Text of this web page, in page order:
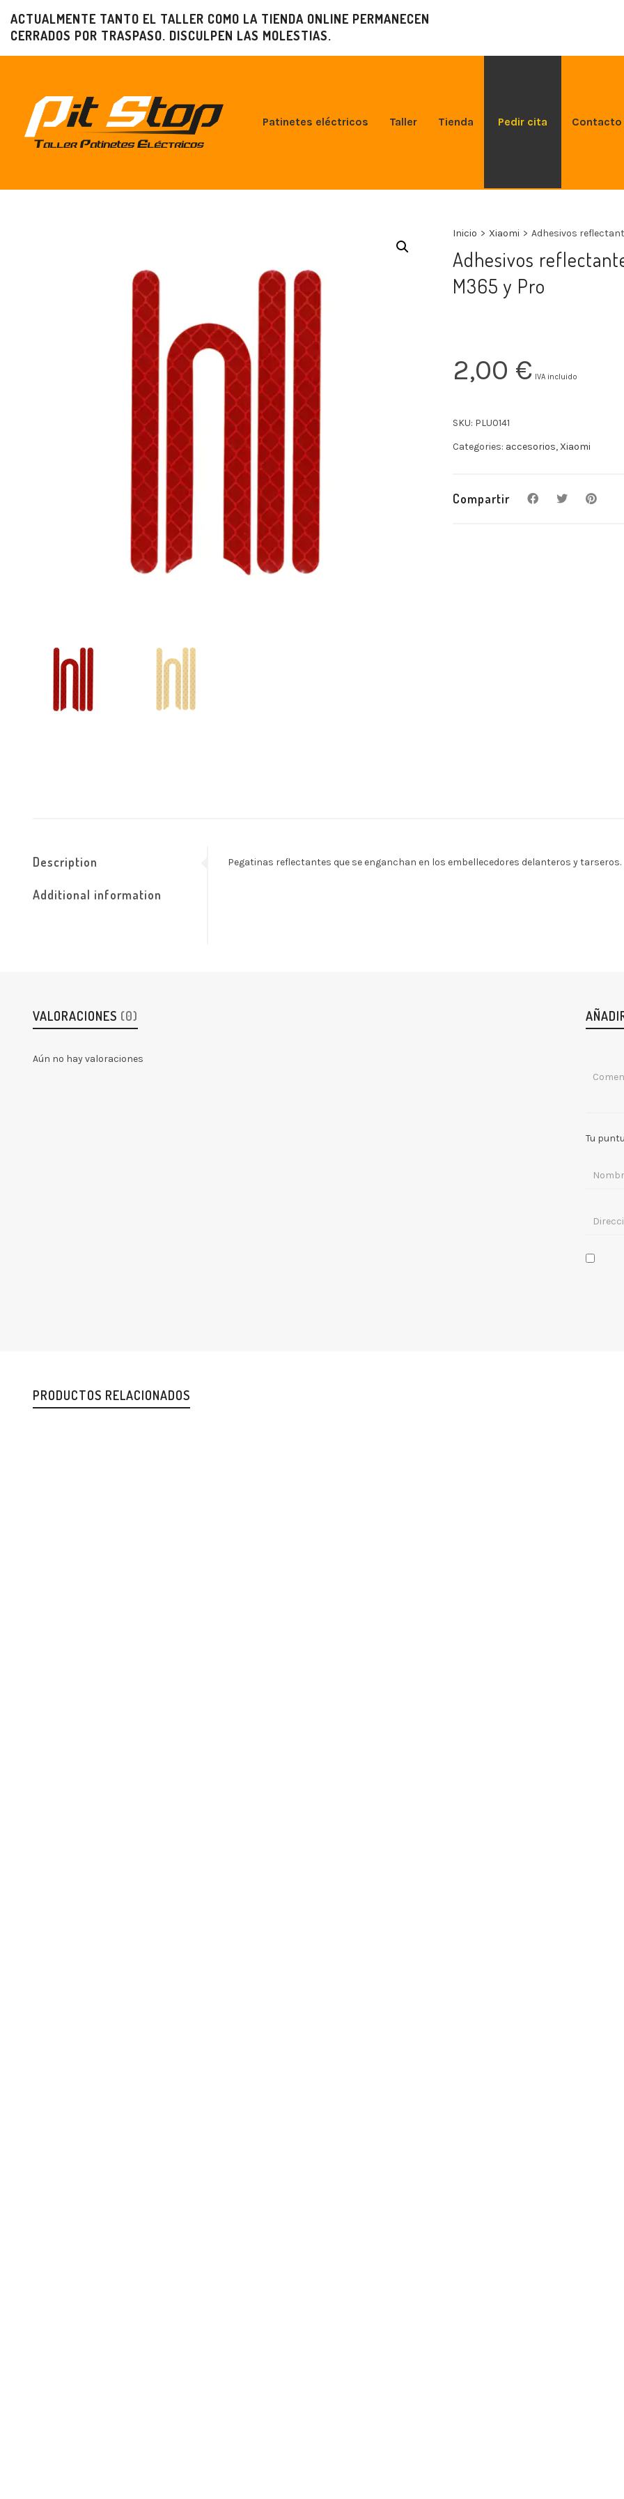
ACTUALMENTE TANTO EL TALLER COMO LA TIENDA ONLINE PERMANECEN
CERRADOS POR TRASPASO. DISCULPEN LAS MOLESTIAS.
Patinetes eléctricos Taller Tienda Pedir cita Contacto
Inicio > Xiaomi > Adhesivos
Adhesivos
M365 y Pro
2,00 € IVA incluido
SKU: PLU0141
Categories: accesorios, Xiaomi
Compartir
Description
Additional information
Pegatinas reflectantes que se enganchan en los embellecedores delanteros y
VALORACIONES (0)
Aún no hay valoraciones
Tu
PRODUCTOS RELACIONADOS